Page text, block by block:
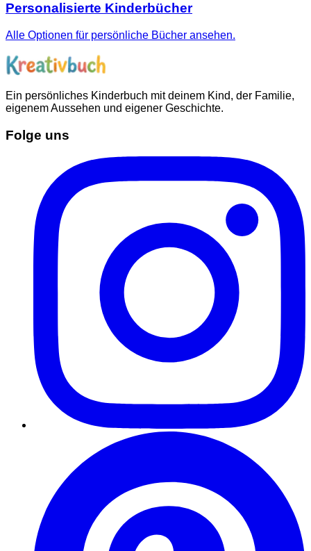
Personalisierte Kinderbücher
Alle Optionen für persönliche Bücher ansehen.
Ein persönliches Kinderbuch mit deinem Kind, der Familie,
eigenem Aussehen und eigener Geschichte.
Folge uns